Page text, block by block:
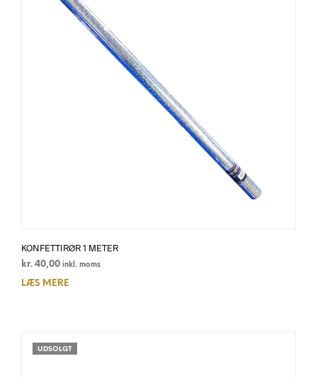
KONFETTIRØR 1 METER
kr. 40,00 inkl. moms
LÆS MERE
UDSOLGT